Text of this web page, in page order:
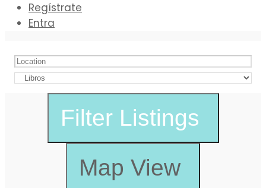
Regístrate
Entra
Filter Listings
Map View